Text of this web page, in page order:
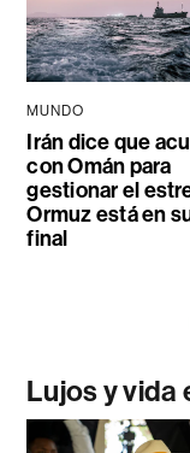
MUNDO
Irán dice que
con Omán para
gestionar el
Ormuz está en
final
Lujos y vida